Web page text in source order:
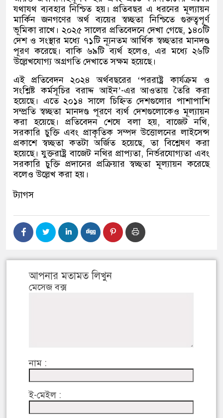
যথাযথ ব্যবহার নিশ্চিত হয়। প্রতিবছর এ ধরনের মূল্যায়ন
মার্কিন জনগণের অর্থ ব্যয়ের স্বচ্ছতা নিশ্চিতে গুরুত্বপূর্ণ
ভূমিকা রাখে। ২০২৫ সালের প্রতিবেদনে দেখা গেছে, ১৪০টি
দেশ ও সংস্থার মধ্যে ৭১টি ন্যূনতম আর্থিক স্বচ্ছতার মানদণ্ড
পূরণ করেছে। বাকি ৬৯টি ব্যর্থ হলেও, এর মধ্যে ২৬টি
উল্লেখযোগ্য অগ্রগতি দেখাতে সক্ষম হয়েছে।
এই প্রতিবেদন ২০২৪ অর্থবছরের ‘পররাষ্ট্র কার্যক্রম ও
সংশ্লিষ্ট কর্মসূচির বরাদ্দ আইন’-এর আওতায় তৈরি করা
হয়েছে। এতে ২০১৪ সালে চিহ্নিত দেশগুলোর পাশাপাশি
সম্প্রতি স্বচ্ছতা মানদণ্ড পূরণে ব্যর্থ দেশগুলোকেও মূল্যায়ন
করা হয়েছে। প্রতিবেদন শেষে বলা হয়, বাজেট নথি,
সরকারি চুক্তি এবং প্রাকৃতিক সম্পদ উত্তোলনের লাইসেন্স
প্রকাশে স্বচ্ছতা কতটা অর্জিত হয়েছে, তা বিশ্লেষণ করা
হয়েছে। যুক্তরাষ্ট্র বাজেট নথির প্রাপ্যতা, নির্ভরযোগ্যতা এবং
সরকারি চুক্তি প্রদানের প্রক্রিয়ার স্বচ্ছতা মূল্যায়ন করেছে
বলেও উল্লেখ করা হয়।
ট্যাগস
আপনার মতামত লিখুন
মেসেজ বক্স
নাম :
ই-মেইল :